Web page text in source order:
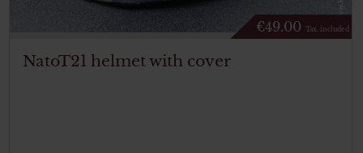
€49.00 Tax. included
NatoT21 helmet with cover